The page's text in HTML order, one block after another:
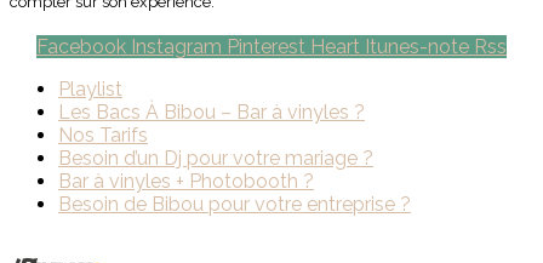
Facebook Instagram Pinterest Heart Itunes-note Rss
Playlist
Les Bacs À Bibou – Bar à vinyles ?
Nos Tarifs
Besoin d’un Dj pour votre mariage ?
Bar à vinyles + Photobooth ?
Besoin de Bibou pour votre entreprise ?